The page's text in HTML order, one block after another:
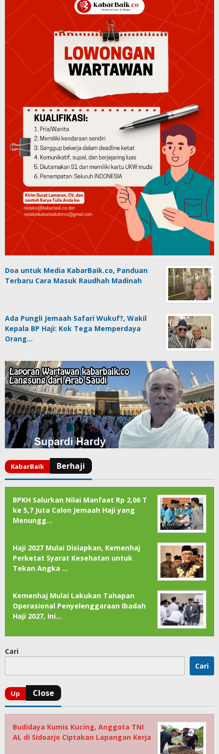
Doa untuk Media KabarBaik.co, Panduan
Terbaru Cara Masuk Raudhah Madinah
Ada Pungli Jemaah Safari Wukuf?, Wakil
Kepala BP Haji: Kok Tega Memperdaya
Orang…
BPKH Salurkan Nilai Manfaat Rp 2,06 T
ke 5,7 Juta Calon Jemaah Haji yang
Menungg…
Haji 2027 Mulai Disiapkan, Kemenhaj
Perketat Syarat Kesehatan untuk
Tekan Angka …
Kemenhaj Mulai Lakukan Tahapan
Operasional Penyelenggaraan Ibadah
Haji 2027, Ini…
Cari
Cari
Budidaya Kumis Kucing, Anggota TNI
AL di Sidoarjo Ciptakan Lapangan Kerja